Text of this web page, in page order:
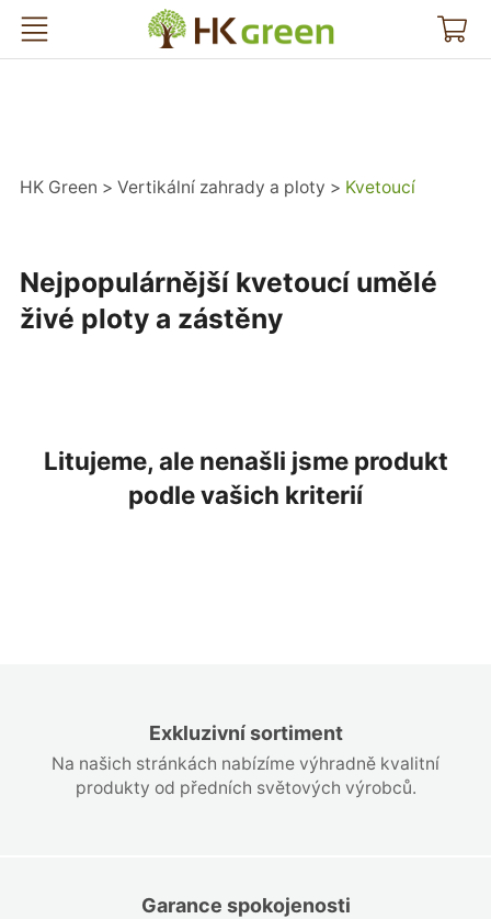
HK Green
HK Green Vertikální zahrady a ploty Kvetoucí
Exkluzivní sortiment
Na našich stránkách nabízíme výhradně kvalitní
produkty od předních světových výrobců.
Garance spokojenosti
Nejpopulárnější kvetoucí umělé
živé ploty a zástěny
Litujeme, ale nenašli jsme produkt
podle vašich kriterií